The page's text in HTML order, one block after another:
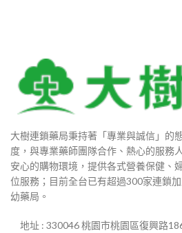
大樹連鎖藥局秉持著「專業與誠信」的
度，與專業藥師團隊合作、熱心的服務
安心的購物環境，提供各式營養保健、
位服務；目前全台已有超過300家連鎖
幼藥局。
地址 : 330046 桃園市桃園區復興路